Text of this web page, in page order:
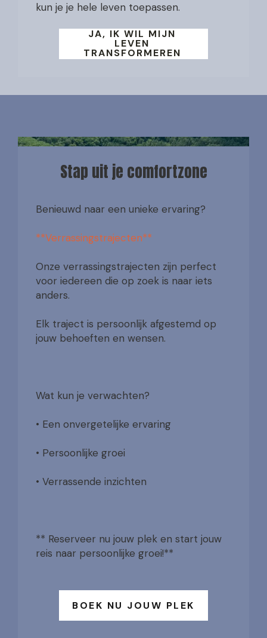
kun je je hele leven toepassen.
JA, IK WIL MIJN
LEVEN
TRANSFORMEREN
Stap uit je comfortzone
Benieuwd naar een unieke ervaring?
**Verrassingstrajecten**
Onze verrassingstrajecten zijn perfect
voor iedereen die op zoek is naar iets
anders.
Elk traject is persoonlijk afgestemd op
jouw behoeften en wensen.
Wat kun je verwachten?
• Een onvergetelijke ervaring
• Persoonlijke groei
• Verrassende inzichten
** Reserveer nu jouw plek en start jouw
reis naar persoonlijke groei!**
BOEK NU JOUW PLEK